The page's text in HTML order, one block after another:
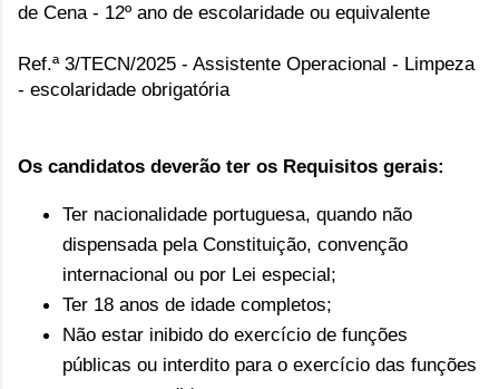
de Cena - 12º ano de escolaridade ou equivalente
Ref.ª 3/TECN/2025 - Assistente Operacional - Limpeza
- escolaridade obrigatória
Os candidatos deverão ter os Requisitos gerais:
Ter nacionalidade portuguesa, quando não
dispensada pela Constituição, convenção
internacional ou por Lei especial;
Ter 18 anos de idade completos;
Não estar inibido do exercício de funções
públicas ou interdito para o exercício das funções